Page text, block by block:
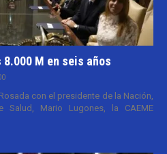
8.000 M en seis años
con el presidente de la Nación,
Mario Lugones, la CAEME